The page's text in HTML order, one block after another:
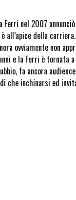
Ferri nel 2007
all’apice della
ovviamente non
e la Ferri è tornata
fa ancora
che inchinarsi ed